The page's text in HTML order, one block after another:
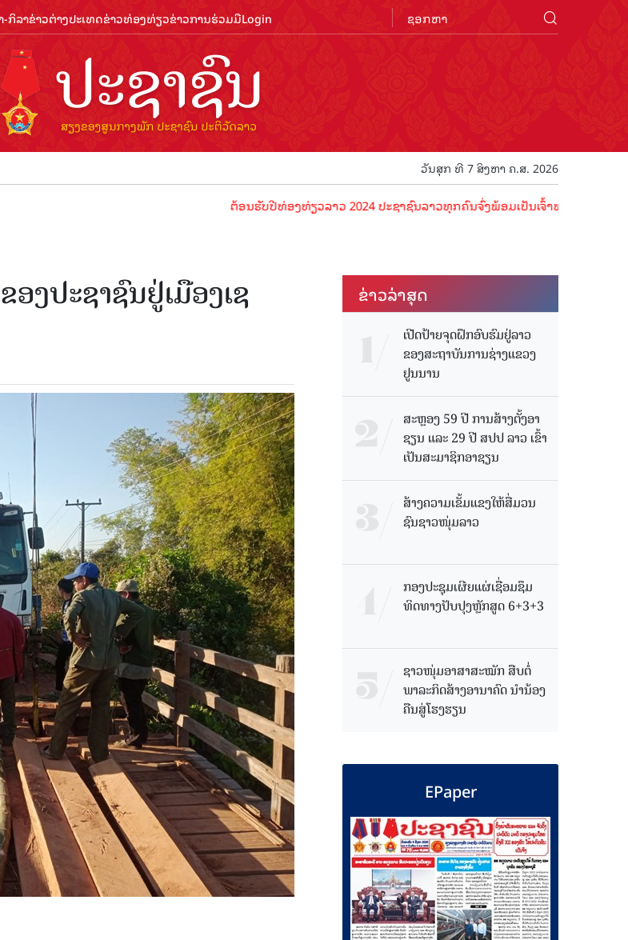
-ກິລາຂ່າວຕ່າງປະເທດຂ່າວທ່ອງທ່ຽວຂ່າວການຮ່ວມມືLogin
ວັນສຸກ ທີ 7 ສິງຫາ ຄ.ສ. 2026
ຕ້ອນຮັບປີທ່ອງທ່ຽວລາວ 2024 ປະຊາຊົນລາວທຸກຄົນຈົ່ງພ້ອມເປັນເຈົ້າພາບທີ່ດີ ຕ້ອນຮັບນັກ
ງປະຊາຊົນຢູ່ເມືອງເຊ ຂ່າວ​ລ່າ​ສຸດ
ເປີດປ້າຍຈຸດຝຶກອົບຮົມຢູ່ລາວ
ຂອງສະຖາບັນການຊ່າງແຂວງ
ຢູນນານ
ສະຫຼອງ 59 ປີ ການສ້າງຕັ້ງອາ
ຊຽນ ແລະ 29 ປີ ສປປ ລາວ ເຂົ້າ
ເປັນສະມາຊິກອາຊຽນ
ສ້າງຄວາມເຂັ້ມແຂງໃຫ້ສື່ມວນ
ຊົນຊາວໜຸ່ມລາວ
ກອງປະຊຸມເຜີຍແຜ່ເຊື່ອມຊຶມ
ທິດທາງປັບປຸງຫຼັກສູດ 6+3+3
ຊາວໜຸ່ມອາສາສະໝັກ ສືບຕໍ່
ພາລະກິດສ້າງອານາຄົດ ນໍານ້ອງ
ຄືນສູ່ໂຮງຮຽນ
EPaper